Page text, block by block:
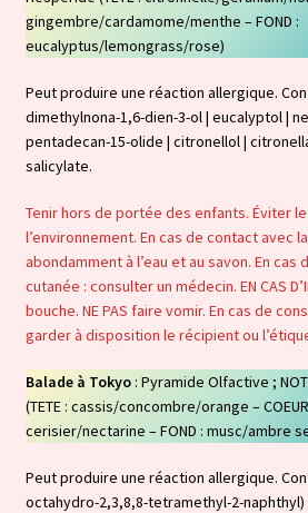
gingembre/cardamome/menthe – FOND :
eucalyptus/lemongrass/rose)
Peut produire une réaction allergique.
dimethylnona-1,6-dien-3-ol | eucalyptol |
pentadecan-15-olide | citronellol |
salicylate.
Tenir hors de portée des enfants. Éviter
l’environnement. En cas de contact avec
abondamment à l’eau et au savon. En cas
cutanée : consulter un médecin. EN CAS
bouche. NE PAS faire vomir. En cas de
garder à disposition le récipient ou
Balade à Tokyo: Pyramide Olfactive ;
(TETE : cassis/concombre/orange –
cerisier/nectarine – FOND : musc/ambre
Peut produire une réaction allergique.
octahydro-2,3,8,8-tetramethyl-2-naphthyl)